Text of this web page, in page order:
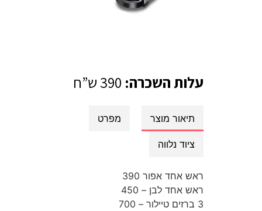
עלות השכרה: 390 ש”ח
תיאור מוצר מפרט
ציוד נלווה
ראש אחד אפור 390
ראש אחד לבן – 450
3 ברזים טיילור – 700